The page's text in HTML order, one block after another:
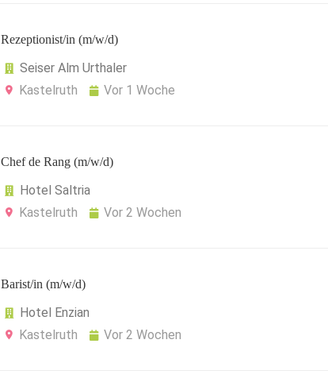
Rezeptionist/in (m/w/d)
Seiser Alm Urthaler
Kastelruth
Vor 1 Woche
Chef de Rang (m/w/d)
Hotel Saltria
Kastelruth
Vor 2 Wochen
Barist/in (m/w/d)
Hotel Enzian
Kastelruth
Vor 2 Wochen